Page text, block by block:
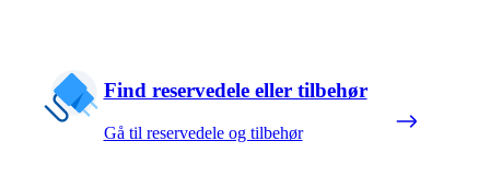
Find reservedele eller tilbehør
Gå til reservedele og tilbehør